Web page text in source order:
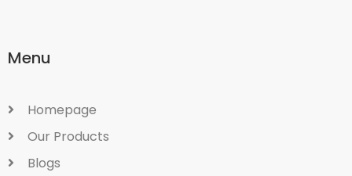
Menu
Homepage
Our Products
Blogs